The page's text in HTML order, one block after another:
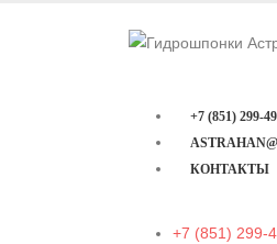
+7 (851) 299-
КОНТАКТЫ
+7 (851) 299-